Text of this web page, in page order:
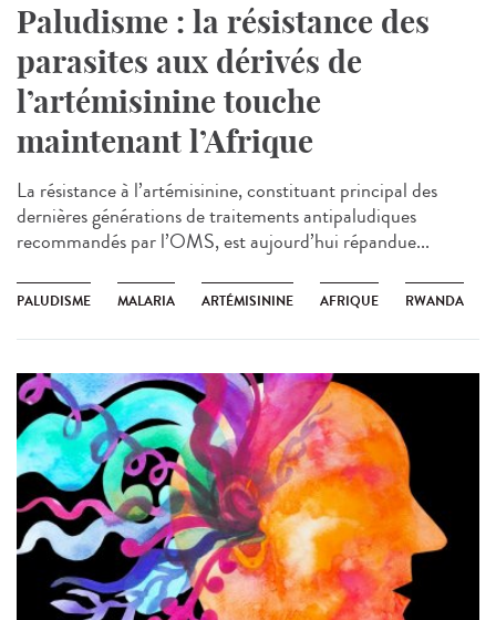
Paludisme : la résistance des
parasites aux dérivés de
l’artémisinine touche
maintenant l’Afrique
La résistance à l’artémisinine, constituant principal des
dernières générations de traitements antipaludiques
recommandés par l’OMS, est aujourd’hui répandue...
PALUDISME MALARIA ARTÉMISININE AFRIQUE RWANDA